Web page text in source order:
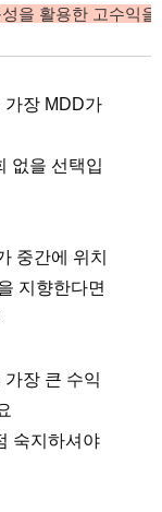
을 활용한 고수익
가장 MDD가
없을 선택입
중간에 위치
지향한다면
장 큰 수익
숙지하셔야